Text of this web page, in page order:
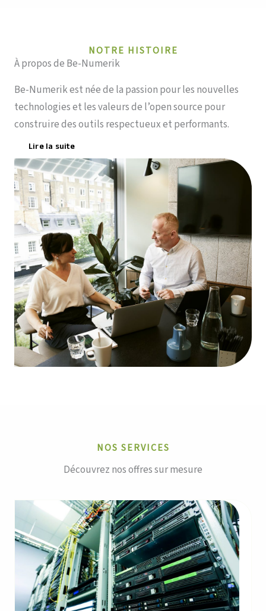
NOTRE HISTOIRE
À propos de Be-Numerik
Be-Numerik est née de la passion pour les nouvelles
technologies et les valeurs de l’open source pour
construire des outils respectueux et performants.
Lire la suite
NOS SERVICES
Découvrez nos offres sur mesure